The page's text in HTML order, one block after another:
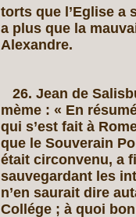
torts que l’Eglise a
a plus que la
Alexandre.
26. Jean de
mème : « En
qui s’est fait à
que le Souverain
était circonvenu, a
sauvegardant les
n’en saurait dire
Collége ; à quoi